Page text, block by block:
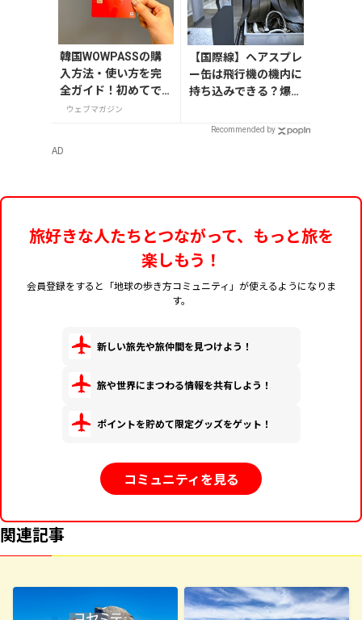
韓国WOWPASSの購
入方法・使い方を完
全ガイド！初めてで
も迷わない
ウェブマガジン
【国際線】ヘアスプレ
ー缶は飛行機の機内に
持ち込みできる？爆発
Recommended by
AD
旅好きな人たちとつながって、もっと旅を
楽しもう！
会員登録をすると「地球の歩き方コミュニティ」が使えるようになりま
す。
新しい旅先や旅仲間を見つけよう！
旅や世界にまつわる情報を共有しよう！
ポイントを貯めて限定グッズをゲット！
コミュニティを見る
関連記事